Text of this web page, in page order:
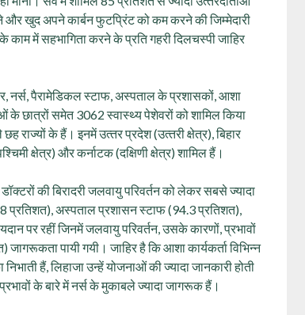
और खुद अपने कार्बन फुटप्रिंट को कम करने की जिम्‍मेदारी
काम में सहभागिता करने के प्रति गहरी दिलचस्‍पी जाहिर
नर्स, पैरामेडिकल स्‍टाफ, अस्‍पताल के प्रशासकों, आशा
के छात्रों समेत 3062 स्‍वास्‍थ्‍य पेशेवरों को शामिल किया
राज्‍यों के हैं। इनमें उत्‍तर प्रदेश (उत्‍तरी क्षेत्र), बिहार
क्षेत्र) और कर्नाटक (दक्षिणी क्षेत्र) शामिल हैं।
की बिरादरी जलवायु परिवर्तन को लेकर सबसे ज्‍यादा
अस्‍पताल प्रशासन स्‍टाफ (94.3 प्रतिशत),
पर रहीं जिनमें जलवायु परिवर्तन, उसके कारणों, प्रभावों
पायी गयी। जाहिर है कि आशा कार्यकर्ता विभिन्‍न
हैं, लिहाजा उन्‍हें योजनाओं की ज्‍यादा जानकारी होती
के बारे में नर्स के मुकाबले ज्‍यादा जागरूक हैं।